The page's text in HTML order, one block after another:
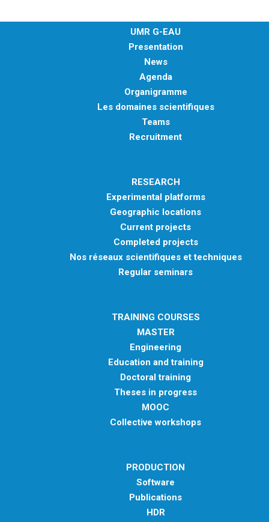
UMR G-EAU
Presentation
News
Agenda
Organigramme
Les domaines scientifiques
Teams
Recruitment
RESEARCH
Experimental platforms
Geographic locations
Current projects
Completed projects
Nos réseaux scientifiques et techniques
Regular seminars
TRAINING COURSES
MASTER
Engineering
Education and training
Doctoral training
Theses in progress
MOOC
Collective workshops
PRODUCTION
Software
Publications
HDR